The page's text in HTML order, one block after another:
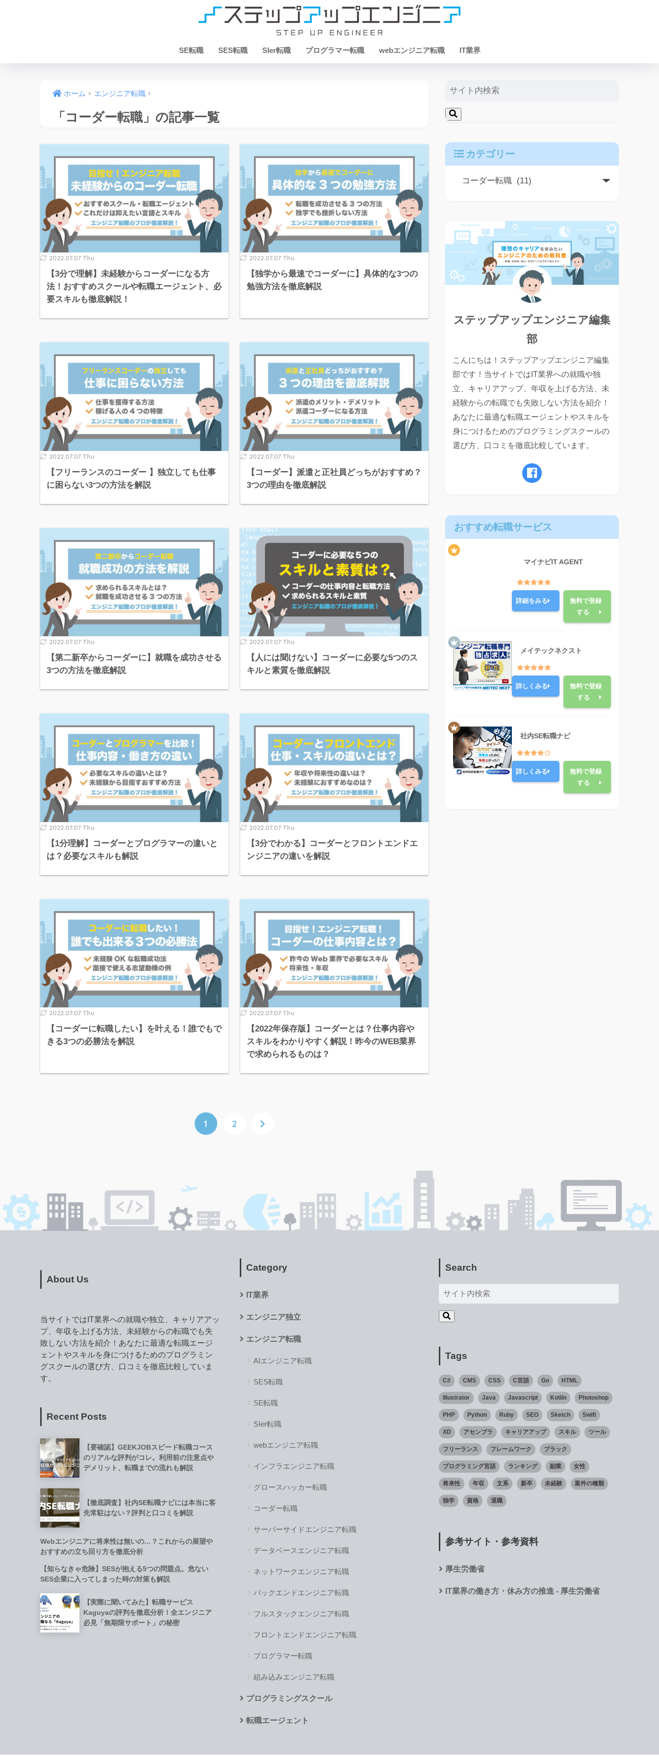
SE転職 SES転職 SIer転職 プログラマー転職 webエンジニア転職 IT業界
ホーム エンジニア転職
「コーダー転職」の記事一覧
2022.07.07 Thu
【3分で理解】未経験からコーダーになる方
法！おすすめスクールや転職エージェント、必
要スキルも徹底解説！
2022.07.07 Thu
【独学から最速でコーダーに】具体的な3つの
勉強方法を徹底解説
2022.07.07 Thu
【フリーランスのコーダー 】独立しても仕事
に困らない3つの方法を解説
2022.07.07 Thu
【コーダー】派遣と正社員どっちがおすすめ？
3つの理由を徹底解説
2022.07.07 Thu
【第二新卒からコーダーに】就職を成功させる
3つの方法を徹底解説
2022.07.07 Thu
【人には聞けない】コーダーに必要な5つのス
キルと素質を徹底解説
2022.07.07 Thu
【1分理解】コーダーとプログラマーの違いと
は？必要なスキルも解説
2022.07.07 Thu
【3分でわかる】コーダーとフロントエンドエ
ンジニアの違いを解説
2022.07.07 Thu
【コーダーに転職したい】を叶える！誰でもで
きる3つの必勝法を解説
2022.07.07 Thu
【2022年保存版】コーダーとは？仕事内容や
スキルをわかりやすく解説！昨今のWEB業界
で求められるものは？
1 2
カテゴリー
ステップアップエンジニア編集
部
こんにちは！ステップアップエンジニア編集
部です！当サイトではIT業界への就職や独
立、キャリアアップ、年収を上げる方法、未
経験からの転職でも失敗しない方法を紹介！
あなたに最適な転職エージェントやスキルを
身につけるためのプログラミングスクールの
選び方、口コミを徹底比較しています。
おすすめ転職サービス
マイナビIT AGENT
詳細をみる
無料で登録
する
メイテックネクスト
詳しくみる
無料で登録
する
社内SE転職ナビ
詳しくみる
無料で登録
する
About Us
当サイトではIT業界への就職や独立、キャリアアッ
プ、年収を上げる方法、未経験からの転職でも失
敗しない方法を紹介！あなたに最適な転職エージ
ェントやスキルを身につけるためのプログラミン
グスクールの選び方、口コミを徹底比較していま
す。
Recent Posts
【要確認】GEEKJOBスピード転職コース
のリアルな評判がコレ。利用前の注意点や
デメリット、転職までの流れも解説
【徹底調査】社内SE転職ナビには本当に客
先常駐はない？評判と口コミを解説
Webエンジニアに将来性は無いの…？これからの展望や
おすすめの立ち回り方を徹底分析
【知らなきゃ危険】SESが抱える5つの問題点。危ない
SES企業に入ってしまった時の対策も解説
【実際に聞いてみた】転職サービス
Kaguyaの評判を徹底分析！全エンジニア
必見「無期限サポート」の秘密
Category
IT業界
エンジニア独立
エンジニア転職
AIエンジニア転職
SES転職
SE転職
SIer転職
webエンジニア転職
インフラエンジニア転職
グロースハッカー転職
コーダー転職
サーバーサイドエンジニア転職
データベースエンジニア転職
ネットワークエンジニア転職
バックエンドエンジニア転職
フルスタックエンジニア転職
フロントエンドエンジニア転職
プログラマー転職
組み込みエンジニア転職
プログラミングスクール
転職エージェント
Search
Tags
C# CMS CSS C言語 Go HTML
Illustrator Java Javascript Kotlin Photoshop
PHP Python Ruby SEO Sketch Swift
XD アセンブラ キャリアアップ スキル ツール
フリーランス フレームワーク ブラック
プログラミング言語 ランキング 副業 女性
将来性 年収 文系 新卒 未経験 案件の種類
独学 資格 退職
参考サイト・参考資料
厚生労働省
IT業界の働き方・休み方の推進 - 厚生労働省